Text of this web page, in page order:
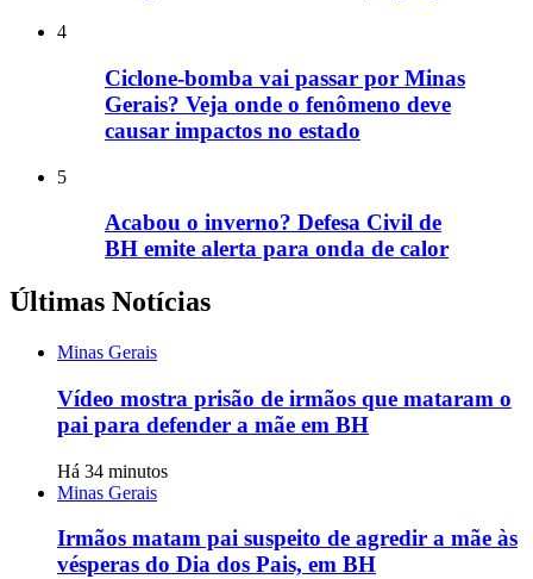
4
Ciclone-bomba vai passar por Minas
Gerais? Veja onde o fenômeno deve
causar impactos no estado
5
Acabou o inverno? Defesa Civil de
BH emite alerta para onda de calor
Últimas Notícias
Minas Gerais
Vídeo mostra prisão de irmãos que mataram o
pai para defender a mãe em BH
Há 34 minutos
Minas Gerais
Irmãos matam pai suspeito de agredir a mãe às
vésperas do Dia dos Pais, em BH